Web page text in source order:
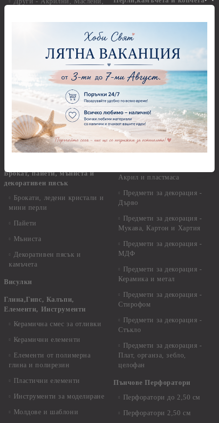
Бои за стъкло, керамика и
Бои за коприна и текстил
Бои за свещи Cadence
Солвентни бои, Патина
Универсални контури
Реагенти, ръжда
Брокат, пайети, мъниста и
декоративен пясък
Брокати, ледени кристали и
мини перли
Пайети
Мъниста
Декоративен пясък и
камъчета
Висулки
Глина,Гипс, Калъпи,
Елементи, Инструменти
Керамична смес за отливки
Керамични елементи
Елементи от полимерна
глина и полирезин
Пластични елементи
Инструменти за моделиране
Молдове и шаблони
Печати
Акрилни блокчета и
ръкохватки
Силиконови печати
Гумени печати
Печати за восък
Предмети за декорация
Акрил и пластмаса
Предмети за декорация -
Дърво
Предмети за декорация -
Мукава, Картон и Хартия
Предмети за декорация -
МДФ
Предмети за декорация -
Керамика и метал
Предмети за декорация -
Стирофом
Предмети за декорация -
Стъкло
Предмети за декорация -
Плат, органза, зебло,
целофан
Пънчове Перфоратори
Перфоратори до 2,50 см
Перфоратори 2,50 см